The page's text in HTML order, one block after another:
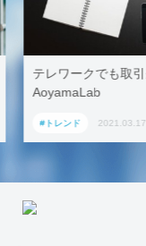
テレワークでも取
AoyamaLab
#トレンド 2021.03.17